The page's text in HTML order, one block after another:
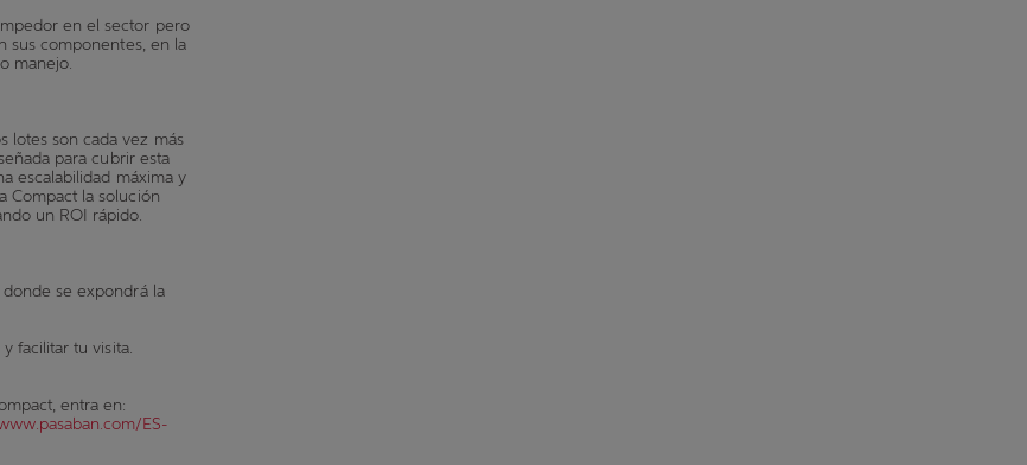
en el sector pero
sus componentes, en la
manejo.
lotes son cada vez más
para cubrir esta
escalabilidad máxima y
Compact la solución
un ROI rápido.
donde se expondrá la
facilitar tu visita.
entra en:
ES-